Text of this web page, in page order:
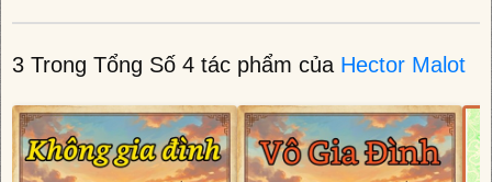
3 Trong Tổng Số 4 tác phẩm của Hector Malot